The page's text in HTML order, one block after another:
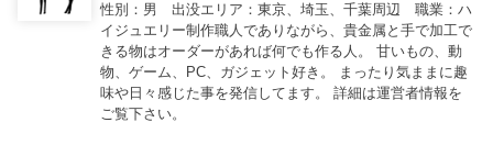
性別：男 出没エリア：東京、埼玉、千葉周辺 職業：ハ
イジュエリー制作職人でありながら、貴金属と手で加工で
きる物はオーダーがあれば何でも作る人。 甘いもの、動
物、ゲーム、PC、ガジェット好き。 まったり気ままに趣
味や日々感じた事を発信してます。 詳細は運営者情報を
ご覧下さい。